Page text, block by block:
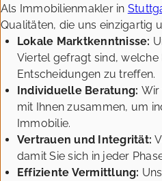
Als Immobilienmakler in
Qualitäten, die uns einzigartig
Lokale Marktkenntnisse:
Viertel gefragt sind, welche
Entscheidungen zu treffen.
Individuelle Beratung: Wir
mit Ihnen zusammen, um
Immobilie.
Vertrauen und Integrität:
damit Sie sich in jeder
Effiziente Vermittlung: